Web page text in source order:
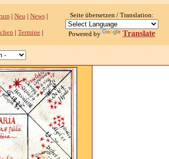
| Neu | News|
| Termine |
Seite übersetzen / Translation:
Powered by Translate